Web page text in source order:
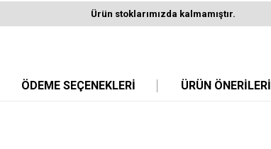
Ürün stoklarımızda kalmamıştır.
ÖDEME SEÇENEKLERI ÜRÜN ÖNERILERI